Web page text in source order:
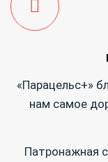
«Парацельс+»
нам самое
Патронажная